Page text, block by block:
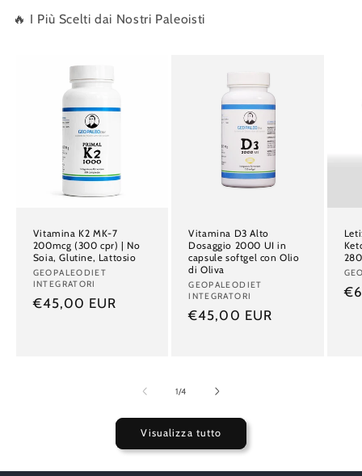
🔥 I Più Scelti dai Nostri Paleoisti
Vitamina K2 MK-7
200mcg (300 cpr) | No
Soia, Glutine, Lattosio
Produttore:
GEOPALEODIET
INTEGRATORI
Prezzo
€45,00 EUR
Vitamina D3 Alto
Dosaggio 2000 UI in
capsule softgel con Olio
di Oliva
Produttore:
GEOPALEODIET
INTEGRATORI
Prezzo
€45,00 EUR
1/su
4
Visualizza tutto